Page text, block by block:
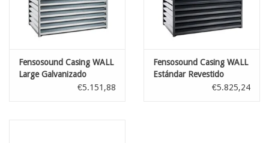
Fensosound Casing WALL
Large Galvanizado
€5.151,88
Fensosound Casing WALL
Estándar Revestido
€5.825,24